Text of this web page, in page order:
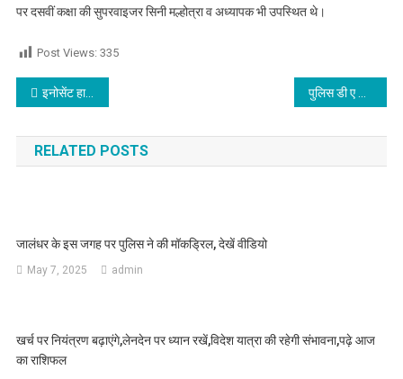
पर दसवीं कक्षा की सुपरवाइजर सिनी मल्होत्रा व अध्यापक भी उपस्थित थे।
Post Views: 335
Post navigation
इनोसेंट हार्ट्स के विद्यार्थियों का CBSE 12वीं कक्षा का शानदार परिणाम पुलिस डी ए वी स्कूल में बारहवीं कक्षा का परीक्षा परिणाम शत प्रतिशत
RELATED POSTS
जालंधर के इस जगह पर पुलिस ने की मॉकड्रिल, देखें वीडियो
May 7, 2025 admin
खर्च पर नियंत्रण बढ़ाएंगे,लेनदेन पर ध्यान रखें,विदेश यात्रा की रहेगी संभावना,पढ़े आज
का राशिफल